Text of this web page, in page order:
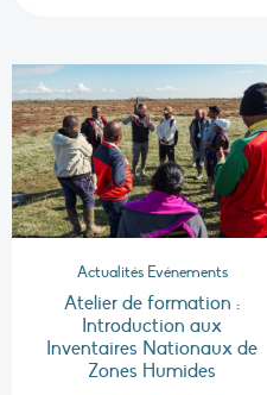
Actualités Evénements
Atelier de formation :
Introduction aux
Inventaires Nationaux de
Zones Humides